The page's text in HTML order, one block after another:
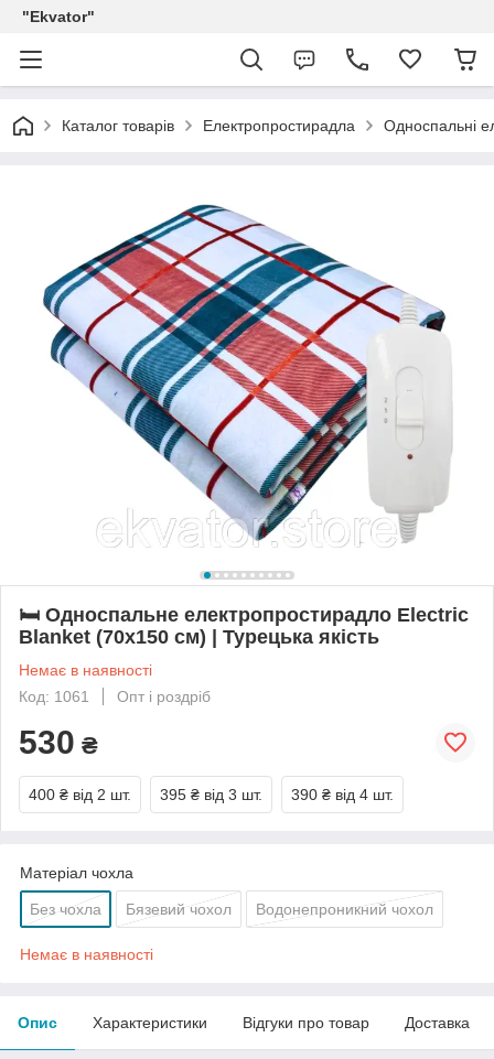
"Ekvator"
Каталог товарів Електропростирадла Односпальні
🛏️ Односпальне електропростирадло Electric
Blanket (70х150 см) | Турецька якість
Немає в наявності
Код: 1061
Опт і роздріб
530 ₴
400 ₴ від 2 шт. 395 ₴ від 3 шт. 390 ₴ від 4 шт.
Матеріал чохла
Без чохла Бязевий чохол Водонепроникний чохол
Немає в наявності
Опис Характеристики Відгуки про товар Доставка